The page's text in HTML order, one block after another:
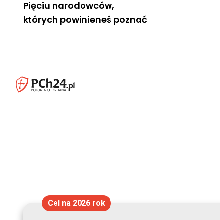
Pięciu narodowców,
których powinieneś poznać
Cel na 2026 rok